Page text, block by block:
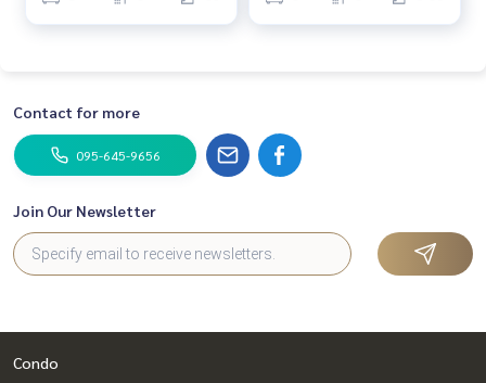
Contact for more
095-645-9656
Join Our Newsletter
Condo